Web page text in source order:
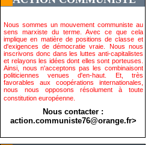
Nous sommes un mouvement communiste au
sens marxiste du terme. Avec ce que cela
implique en matière de positions de classe et
d'exigences de démocratie vraie. Nous nous
inscrivons donc dans les luttes anti-capitalistes
et relayons les idées dont elles sont porteuses.
Ainsi, nous n'acceptons pas les combinaisont
politiciennes venues d'en-haut. Et, très
favorables aux coopérations internationales,
nous nous opposons résolument à toute
constitution européenne.
Nous contacter :
action.communiste76@orange.fr>